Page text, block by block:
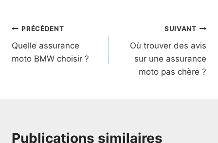
Navigation
de
PRÉCÉDENT
Quelle assurance
moto BMW choisir ?
SUIVANT
Où trouver des avis
sur une assurance
moto pas chère ?
Publications similaires